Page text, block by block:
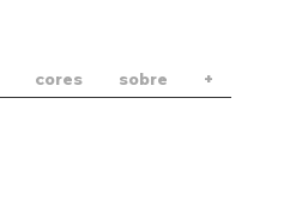
cores sobre +